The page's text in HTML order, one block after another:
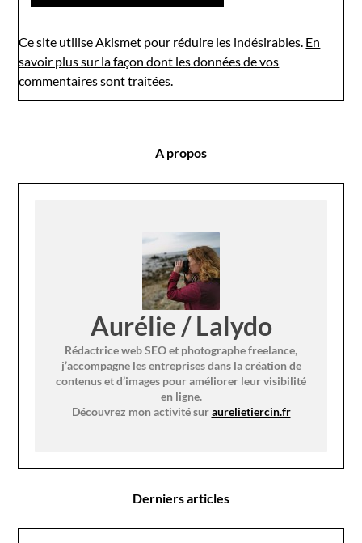
Ce site utilise Akismet pour réduire les indésirables. En
savoir plus sur la façon dont les données de vos
commentaires sont traitées.
A propos
Aurélie / Lalydo
Rédactrice web SEO et photographe freelance,
j’accompagne les entreprises dans la création de
contenus et d’images pour améliorer leur visibilité
en ligne.
Découvrez mon activité suraurelietiercin.fr
Derniers articles